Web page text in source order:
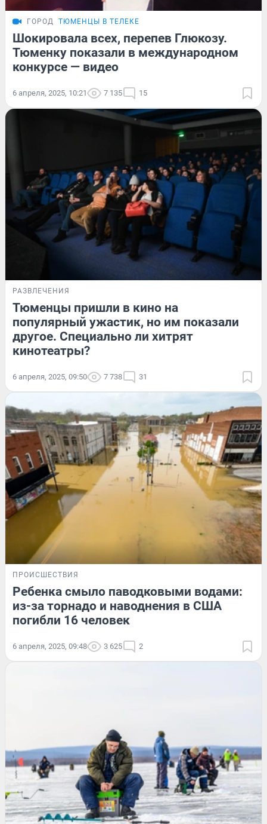
ГОРОД ТЮМЕНЦЫ В ТЕЛЕКЕ
Шокировала всех, перепев Глюкозу.
Тюменку показали в международном
конкурсе — видео
6 апреля, 2025, 10:21 7 135 15
РАЗВЛЕЧЕНИЯ
Тюменцы пришли в кино на
популярный ужастик, но им показали
другое. Специально ли хитрят
кинотеатры?
6 апреля, 2025, 09:50 7 738 31
ПРОИСШЕСТВИЯ
Ребенка смыло паводковыми водами:
из-за торнадо и наводнения в США
погибли 16 человек
6 апреля, 2025, 09:48 3 625 2